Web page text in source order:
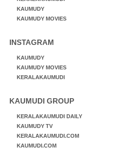
KAUMUDY
KAUMUDY MOVIES
INSTAGRAM
KAUMUDY
KAUMUDY MOVIES
KERALAKAUMUDI
KAUMUDI GROUP
KERALAKAUMUDI DAILY
KAUMUDY TV
KERALAKAUMUDI.COM
KAUMUDI.COM